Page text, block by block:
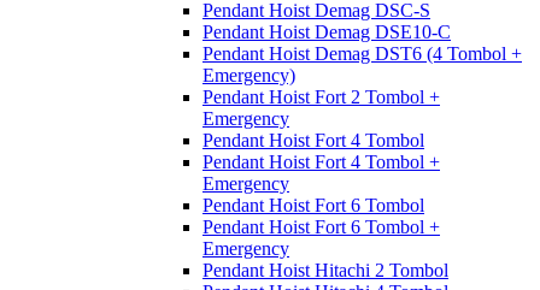
Pendant Hoist Demag DSC-S
Pendant Hoist Demag DSE10-C
Pendant Hoist Demag DST6 (4 Tombol +
Emergency)
Pendant Hoist Fort 2 Tombol +
Emergency
Pendant Hoist Fort 4 Tombol
Pendant Hoist Fort 4 Tombol +
Emergency
Pendant Hoist Fort 6 Tombol
Pendant Hoist Fort 6 Tombol +
Emergency
Pendant Hoist Hitachi 2 Tombol